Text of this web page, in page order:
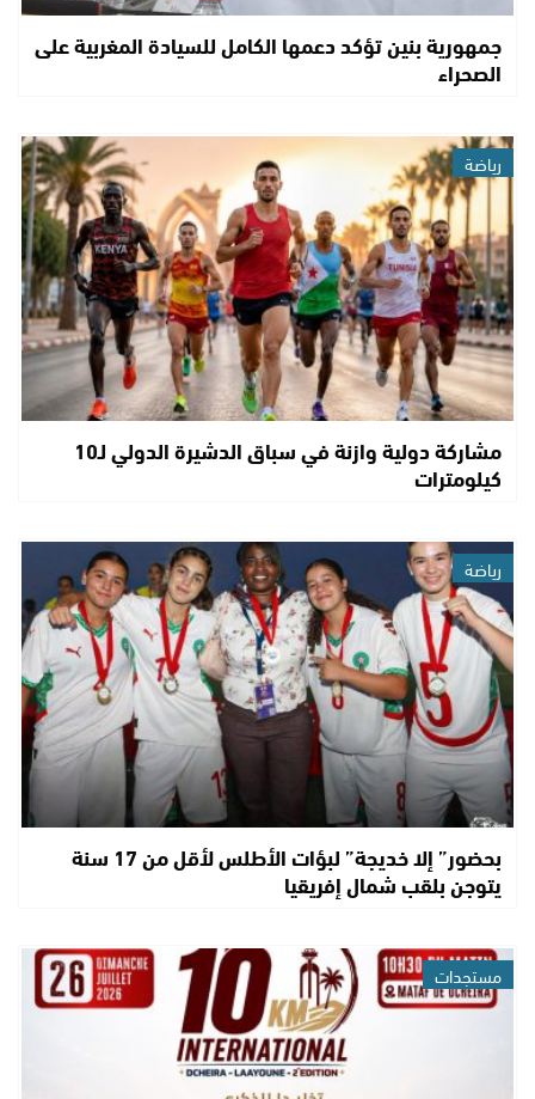
جمهورية بنين تؤكد دعمها الكامل للسيادة المغربية على
الصحراء
رياضة
مشاركة دولية وازنة في سباق الدشيرة الدولي لـ10
كيلومترات
رياضة
بحضور” إلا خديجة” لبؤات الأطلس لأقل من 17 سنة
يتوجن بلقب شمال إفريقيا
مستجدات